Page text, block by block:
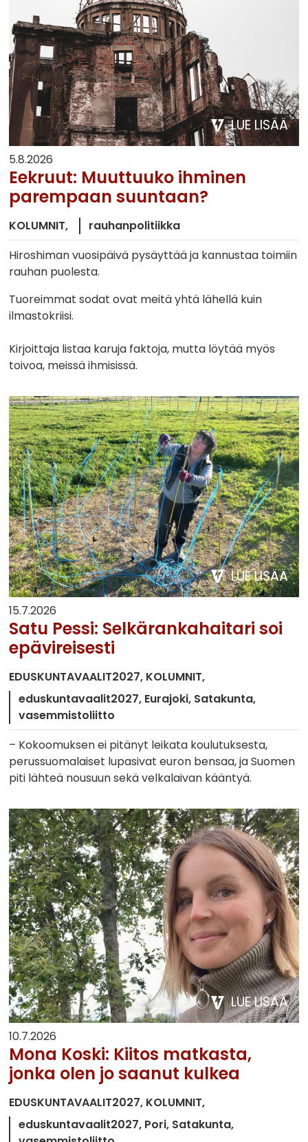
LUE LISÄÄ
5.8.2026
Eekruut: Muuttuuko ihminen
parempaan suuntaan?
KOLUMNIT
rauhanpolitiikka
Hiroshiman vuosipäivä pysäyttää ja kannustaa toimiin
rauhan puolesta.
Tuoreimmat sodat ovat meitä yhtä lähellä kuin
ilmastokriisi.
Kirjoittaja listaa karuja faktoja, mutta löytää myös
toivoa, meissä ihmisissä.
LUE LISÄÄ
15.7.2026
Satu Pessi: Selkärankahaitari soi
epävireisesti
EDUSKUNTAVAALIT2027 KOLUMNIT
eduskuntavaalit2027 Eurajoki Satakunta
vasemmistoliitto
– Kokoomuksen ei pitänyt leikata koulutuksesta,
perussuomalaiset lupasivat euron bensaa, ja Suomen
piti lähteä nousuun sekä velkalaivan kääntyä.
LUE LISÄÄ
10.7.2026
Mona Koski: Kiitos matkasta,
jonka olen jo saanut kulkea
EDUSKUNTAVAALIT2027 KOLUMNIT
eduskuntavaalit2027 Pori Satakunta